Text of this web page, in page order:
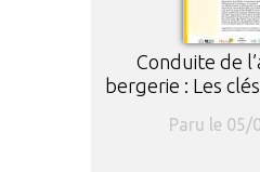
Conduite de
bergerie : Les
Paru le 05/